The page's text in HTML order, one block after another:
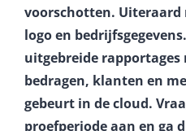
voorschotten.
logo en
uitgebreide rapportages
bedragen, klanten en
gebeurt in de cloud.
proefperiode aan en ga